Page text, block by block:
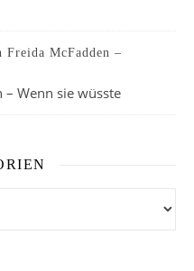
Freida McFadden –
– Wenn sie wüsste